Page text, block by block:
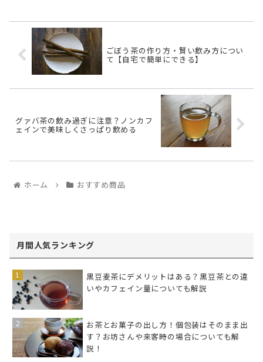
ごぼう茶の作り方・賢い飲み方につい
て【自宅で簡単にできる】
グァバ茶の飲み過ぎに注意？ノンカフ
ェインで美味しくさっぱり飲める
ホーム おすすめ商品
月間人気ランキング
黒豆麦茶にデメリットはある？黒豆茶との違
いやカフェイン量についても解説
お茶とお菓子の出し方！個包装はそのまま出
す？お坊さんや来客時の場合についても解
説！